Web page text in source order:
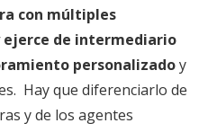
con múltiples
ejerce de intermediario
personalizadoy
Hay que diferenciarlo de
y de los agentes